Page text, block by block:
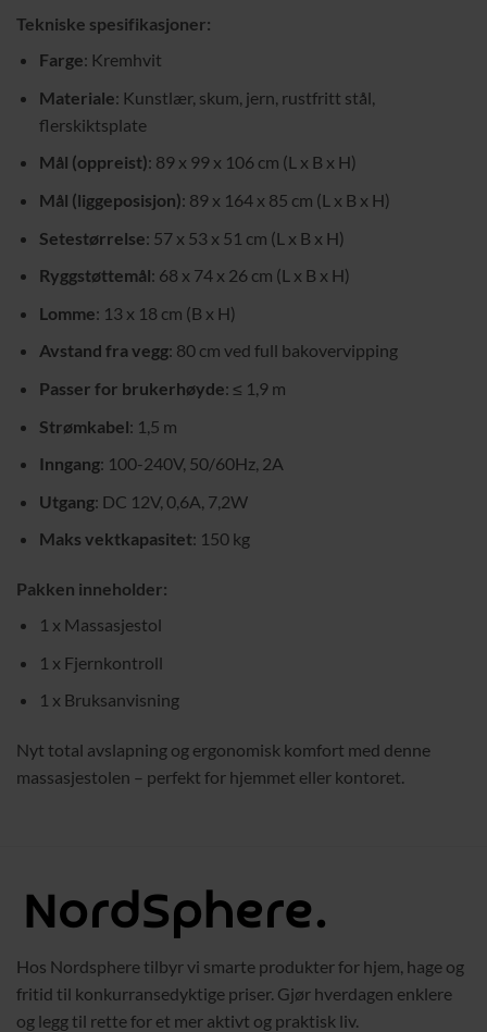
Tekniske spesifikasjoner:
Farge: Kremhvit
Materiale: Kunstlær, skum, jern, rustfritt stål,
flerskiktsplate
Mål (oppreist): 89 x 99 x 106 cm (L x B x H)
Mål (liggeposisjon): 89 x 164 x 85 cm (L x B x H)
Setestørrelse: 57 x 53 x 51 cm (L x B x H)
Ryggstøttemål: 68 x 74 x 26 cm (L x B x H)
Lomme: 13 x 18 cm (B x H)
Avstand fra vegg: 80 cm ved full bakovervipping
Passer for brukerhøyde: ≤ 1,9 m
Strømkabel: 1,5 m
Inngang: 100-240V, 50/60Hz, 2A
Utgang: DC 12V, 0,6A, 7,2W
Maks vektkapasitet: 150 kg
Pakken inneholder:
1 x Massasjestol
1 x Fjernkontroll
1 x Bruksanvisning
Nyt total avslapning og ergonomisk komfort med denne
massasjestolen – perfekt for hjemmet eller kontoret.
Hos Nordsphere tilbyr vi smarte produkter for hjem, hage og
fritid til konkurransedyktige priser. Gjør hverdagen enklere
og legg til rette for et mer aktivt og praktisk liv.